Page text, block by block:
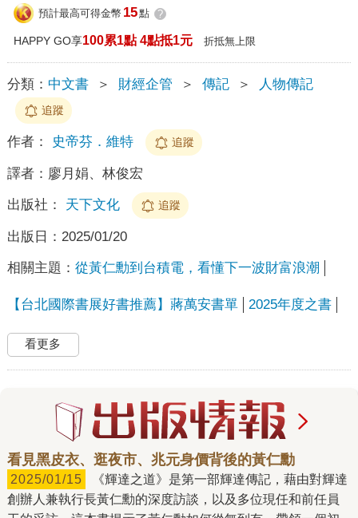
預計最高可得金幣 15點 ?
HAPPY GO享100累1點 4點抵1元 折抵無上限
分類： 中文書 ＞ 財經企管 ＞ 傳記 ＞ 人物傳記
追蹤
作者： 史帝芬．維特 追蹤
譯者： 廖月娟、林俊宏
出版社： 天下文化 追蹤
出版日： 2025/01/20
相關主題： 從黃仁勳到台積電，看懂下一波財富浪潮
【台北國際書展好書推薦】蔣萬安書單 2025年度之書
看更多
看見黑皮衣、逛夜市、兆元身價背後的黃仁勳
2025/01/15
創辦人兼執行長黃仁勳的深度訪談，以及多位現任和前任員